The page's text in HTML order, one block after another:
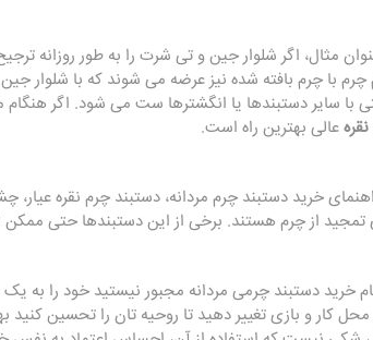
مثال، اگر شلوار جین و تی شرت را به طور روزانه
چرم با چرم بافته شده نیز عرضه می شوند که با شلوار
با سایر دستبندها یا انگشترها ست می شود. اگر
نقرهعالی بهترین راه است.
خرید دستبند چرم مردانه، دستبند چرم نقره
تمجید از چرم هستند. برخی از این دستبندها حتی
خرید دستبند چرمی مردانه مجبور نیستید خود را به
کار و بازی تغییر دهید تا روحیه ‌تان را تحسین